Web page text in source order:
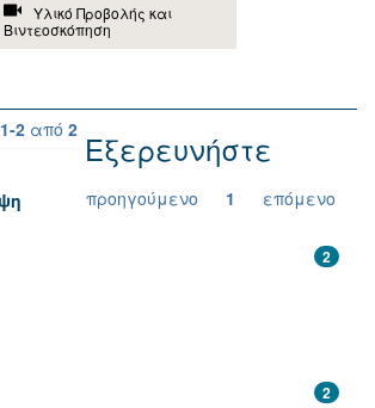
Υλικό Προβολής και
Βιντεοσκόπηση
1-2 από 2
προηγούμενο 1 επόμενο
Εξερευνήστε
2
2